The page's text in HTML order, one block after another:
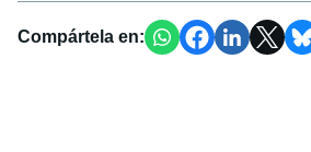
Compártela en: